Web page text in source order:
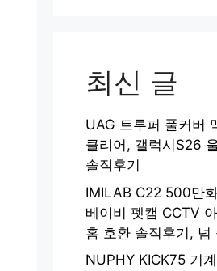
최신 글
UAG 트루퍼 풀커버
클리어, 갤럭시S26
솔직후기
IMILAB C22 500만
베이비 펫캠 CCTV
홈 호환 솔직후기, 넘
NUPHY KICK75 기